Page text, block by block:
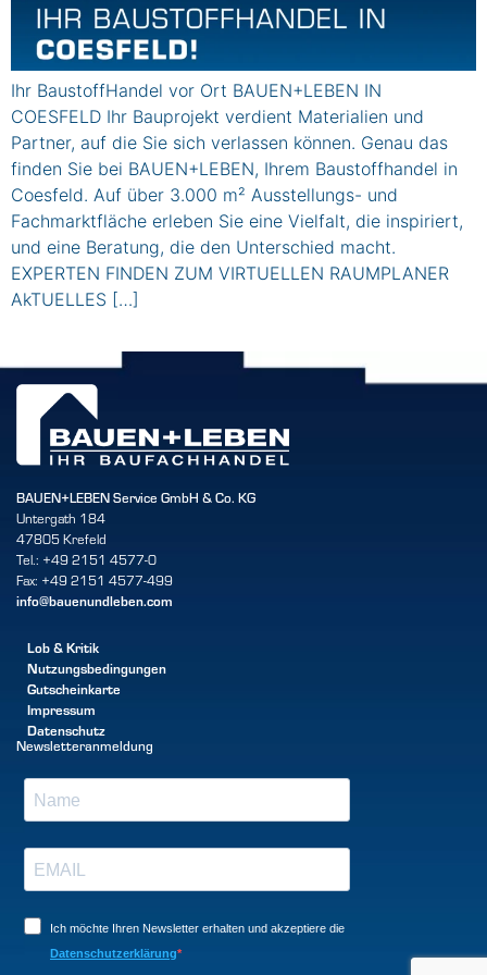
Ihr BaustoffHandel vor Ort BAUEN+LEBEN IN
COESFELD Ihr Bauprojekt verdient Materialien und
Partner, auf die Sie sich verlassen können. Genau das
finden Sie bei BAUEN+LEBEN, Ihrem Baustoffhandel in
Coesfeld. Auf über 3.000 m² Ausstellungs- und
Fachmarktfläche erleben Sie eine Vielfalt, die inspiriert,
und eine Beratung, die den Unterschied macht.
EXPERTEN FINDEN ZUM VIRTUELLEN RAUMPLANER
AkTUELLES […]
BAUEN+LEBEN Service GmbH & Co. KG
Untergath 184
47805 Krefeld
Tel.: +49 2151 4577-0
Fax: +49 2151 4577-499
info@bauenundleben.com
Lob & Kritik
Nutzungsbedingungen
Gutscheinkarte
Impressum
Datenschutz
Newsletteranmeldung
Ich möchte Ihren Newsletter erhalten und akzeptiere die
Datenschutzerklärung